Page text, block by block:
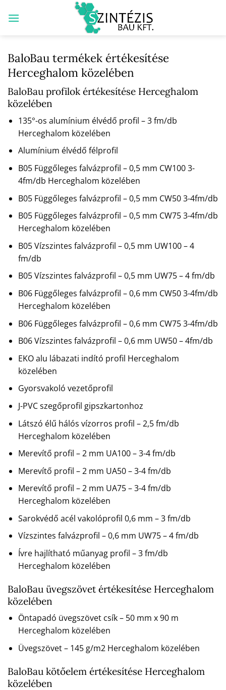
BaloBau termékek értékesítése
Herceghalom közelében
BaloBau profilok értékesítése Herceghalom
közelében
135°-os alumínium élvédő profil – 3 fm/db
Herceghalom közelében
Alumínium élvédő félprofil
B05 Függőleges falvázprofil – 0,5 mm CW100 3-
4fm/db Herceghalom közelében
B05 Függőleges falvázprofil – 0,5 mm CW50 3-4fm/db
B05 Függőleges falvázprofil – 0,5 mm CW75 3-4fm/db
Herceghalom közelében
B05 Vízszintes falvázprofil – 0,5 mm UW100 – 4
fm/db
B05 Vízszintes falvázprofil – 0,5 mm UW75 – 4 fm/db
B06 Függőleges falvázprofil – 0,6 mm CW50 3-4fm/db
Herceghalom közelében
B06 Függőleges falvázprofil – 0,6 mm CW75 3-4fm/db
B06 Vízszintes falvázprofil – 0,6 mm UW50 – 4fm/db
EKO alu lábazati indító profil Herceghalom
közelében
Gyorsvakoló vezetőprofil
J-PVC szegőprofil gipszkartonhoz
Látszó élű hálós vízorros profil – 2,5 fm/db
Herceghalom közelében
Merevítő profil – 2 mm UA100 – 3-4 fm/db
Merevítő profil – 2 mm UA50 – 3-4 fm/db
Merevítő profil – 2 mm UA75 – 3-4 fm/db
Herceghalom közelében
Sarokvédő acél vakolóprofil 0,6 mm – 3 fm/db
Vízszintes falvázprofil – 0,6 mm UW75 – 4 fm/db
Ívre hajlítható műanyag profil – 3 fm/db
Herceghalom közelében
BaloBau üvegszövet értékesítése Herceghalom
közelében
Öntapadó üvegszövet csík – 50 mm x 90 m
Herceghalom közelében
Üvegszövet – 145 g/m2 Herceghalom közelében
BaloBau kötőelem értékesítése Herceghalom
közelében